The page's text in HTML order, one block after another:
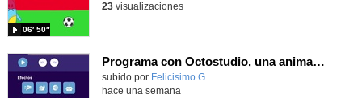
06′ 50″
23visualizaciones
Programa con Octostudio, una animación utilizando la cámara para una foto y audio y texto para comunicar.
Contenido educativo.
subido por Felicisimo G.
hace una semana